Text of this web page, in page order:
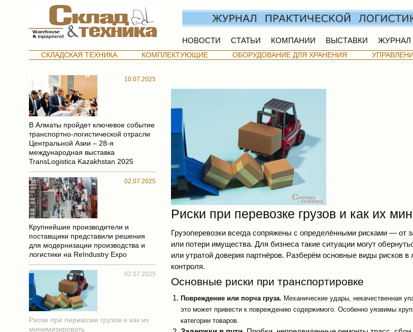
НОВОСТИ СТАТЬИ КОМПАНИИ ВЫСТАВКИ ЖУРНАЛ
СКЛАДСКАЯ ТЕХНИКА КОМПЛЕКТУЮЩИЕ ОБОРУДОВАНИЕ ДЛЯ ХРАНЕНИЯ
10.07.2025
В Алматы пройдет ключевое событие
транспортно-логистической отрасли
Центральной Азии – 28-я
международная выставка
TransLogistica Kazakhstan 2025
02.07.2025
Крупнейшие производители и
поставщики представили решения
для модернизации производства и
логистики на ReIndustry Expo
02.07.2025
Риски при перевозке грузов и как их
минимизировать
Риски при перевозке грузов и как их
Грузоперевозки всегда сопряжены с определёнными рисками — от
или потери имущества. Для бизнеса такие ситуации могут
или утратой доверия партнёров. Разберём основные виды рисков в
контроля.
Основные риски при транспортировке
Повреждение или порча груза. Механические удары, некачественная
это может привести к повреждению содержимого. Особенно уязвимы
категории товаров.